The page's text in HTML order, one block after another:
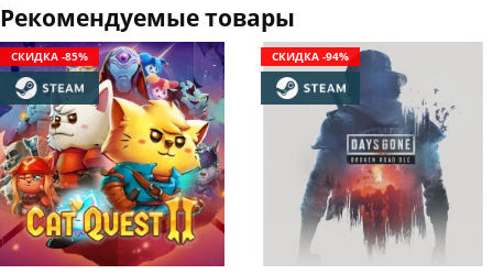
Рекомендуемые товары
СКИДКА -85% СКИДКА -94%